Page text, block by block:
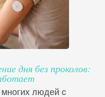
дня без проколов:
людей с